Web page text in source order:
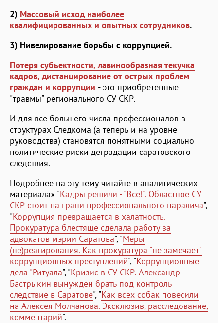
2) Массовый исход наиболее
квалифицированных и опытных сотрудников.
3) Нивелирование борьбы с коррупцией.
Потеря субъектности, лавинообразная текучка
кадров, дистанцирование от острых проблем
граждан и коррупции - это приобретенные
"травмы" регионального СУ СКР.
И для все большего числа профессионалов в
структурах Следкома (а теперь и на уровне
руководства) становятся понятными социально-
политические риски деградации саратовского
следствия.
Подробнее на эту тему читайте в аналитических
материалах "Кадры решили - "Все!". Областное СУ
СКР стоит на грани профессионального паралича",
"Коррупция превращается в халатность.
Прокуратура блестяще сделала работу за
адвокатов мэрии Саратова", "Меры
(не)реагирования. Как прокуратура "не замечает"
коррупционных преступлений", "Коррупционные
дела "Ритуала", "Кризис в СУ СКР. Александр
Бастрыкин вынужден брать под контроль
следствие в Саратове", "Как всех собак повесили
на Алексея Молчанова. Эксклюзив, расследование,
комментарий".